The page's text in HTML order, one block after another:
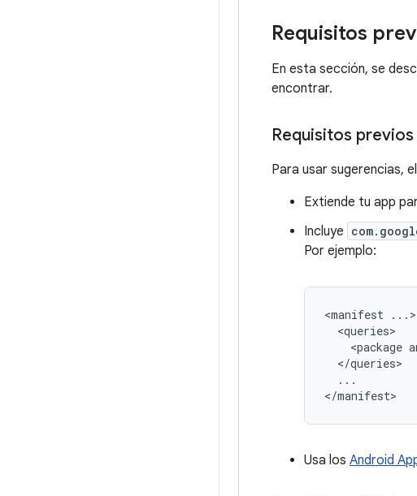
Requisitos
En esta sección, se
encontrar.
Requisitos
Para usar sugerencias,
Extiende tu app
Incluye
Por ejemplo:
<manifest
<package
...
Usa los Android